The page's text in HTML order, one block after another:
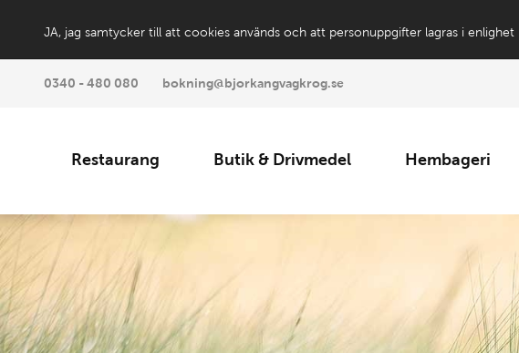
JA, jag samtycker till att cookies används och att personuppgifter lagras i enlighet
0340 - 480 080 bokning@bjorkangvagkrog.se
Restaurang Butik & Drivmedel Hembageri